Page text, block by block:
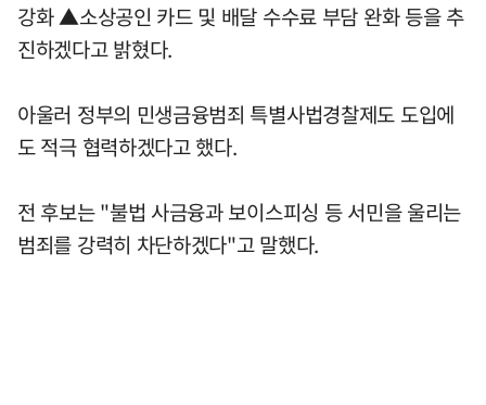
강화 ▲소상공인 카드 및 배달 수수료 부담 완화 등을 추
진하겠다고 밝혔다.
아울러 정부의 민생금융범죄 특별사법경찰제도 도입에
도 적극 협력하겠다고 했다.
전 후보는 "불법 사금융과 보이스피싱 등 서민을 울리는
범죄를 강력히 차단하겠다"고 말했다.